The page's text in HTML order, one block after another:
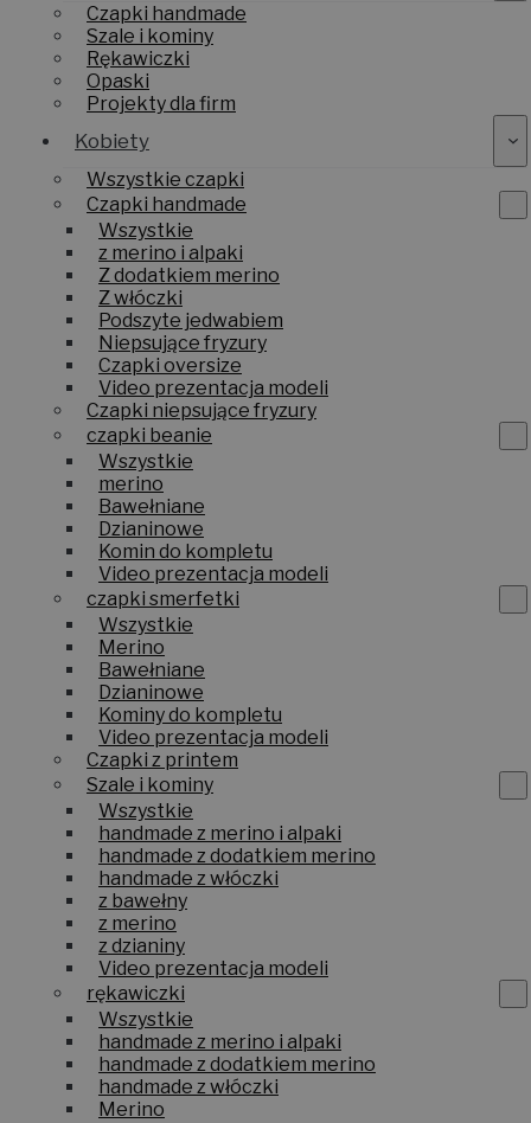
Czapki handmade
Szale i kominy
Rękawiczki
Opaski
Projekty dla firm
Kobiety
Wszystkie czapki
Czapki handmade
Wszystkie
z merino i alpaki
Z dodatkiem merino
Z włóczki
Podszyte jedwabiem
Niepsujące fryzury
Czapki oversize
Video prezentacja modeli
Czapki niepsujące fryzury
czapki beanie
Wszystkie
merino
Bawełniane
Dzianinowe
Komin do kompletu
Video prezentacja modeli
czapki smerfetki
Wszystkie
Merino
Bawełniane
Dzianinowe
Kominy do kompletu
Video prezentacja modeli
Czapki z printem
Szale i kominy
Wszystkie
handmade z merino i alpaki
handmade z dodatkiem merino
handmade z włóczki
z bawełny
z merino
z dzianiny
Video prezentacja modeli
rękawiczki
Wszystkie
handmade z merino i alpaki
handmade z dodatkiem merino
handmade z włóczki
Merino